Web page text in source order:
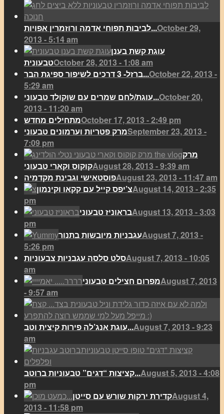
לביבות תפוחי אדמה ורוזמרין אפויות...October 29,
2013 - 5:14 am
עוגת קשת בענן
טבעוניתOctober 28, 2013 - 1:08 am
ברזל- 3 דרכים לשיפור ספיגת הבר...October 22, 2013 -
5:29 am
עוגת/לחם שמרים עם שוקולד טבעוני...October 20,
2013 - 11:20 am
מתחילים מחדשOctober 17, 2013 - 2:49 pm
מרק פטריות וערמונים טבעוניSeptember 23, 2013 -
7:09 pm
מרק
קוקוס וקארי טבעוניAugust 28, 2013 - 9:39 am
פוסטאישי וגבינת מקדמיהAugust 23, 2013 - 11:47 am
צ’יפס קייל עם קקאו וקינמוןAugust 14, 2013 - 2:35
pm
בראוניז טבעוניAugust 13, 2013 - 3:03
pm
עגבניות מיובשות בתנורAugust 7, 2013 -
5:26 pm
סלט סלסה עגבניות צבעוניותAugust 7, 2013 - 10:05
am
מפרום חצילים טבעוניAugust 7, 2013
- 9:57 am
עוגת אנג’לה פירות קיצית וטב...August 7, 2013 - 9:23
am
קציצות “דגים” טבעוניות ברוטב...August 5, 2013 - 4:08
pm
קדירת ירקות שורש עם סייטןAugust 4,
2013 - 11:58 pm